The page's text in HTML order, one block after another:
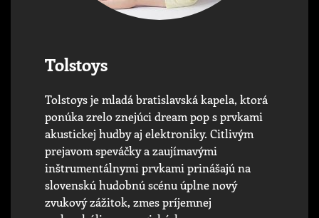
Tolstoys
Tolstoys je mladá bratislavská kapela, ktorá
ponúka zrelo znejúci dream pop s prvkami
akustickej hudby aj elektroniky. Citlivým
prejavom speváčky a zaujímavými
inštrumentálnymi prvkami prinášajú na
slovenskú hudobnú scénu úplne nový
zvukový zážitok, zmes príjemnej